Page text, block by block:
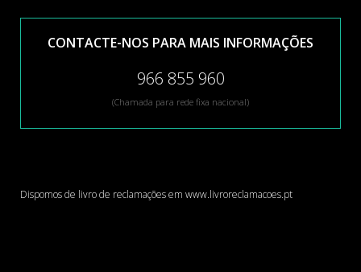
CONTACTE-NOS PARA MAIS INFORMAÇÕES
966 855 960
(Chamada para rede fixa nacional)
Dispomos de livro de reclamações em www.livroreclamacoes.pt